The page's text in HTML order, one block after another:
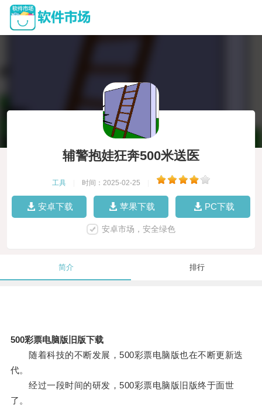
辅警抱娃狂奔500米送医
工具 时间：2025-02-25
安卓下载 苹果下载 PC下载
安卓市场，安全绿色
简介 排行
500彩票电脑版旧版下载
随着科技的不断发展，500彩票电脑版也在不断更新迭
代。
经过一段时间的研发，500彩票电脑版旧版终于面世
了。